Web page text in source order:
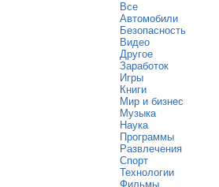
Все
Автомобили
Безопасность
Видео
Другое
Заработок
Игры
Книги
Мир и бизнес
Музыка
Наука
Программы
Развлечения
Спорт
Технологии
Фильмы